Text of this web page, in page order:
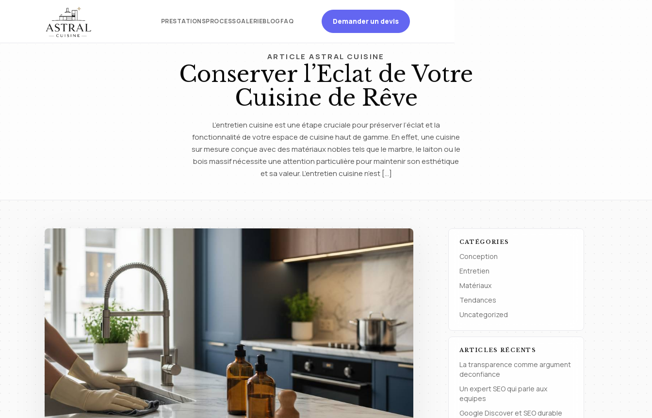
PRESTATIONSPROCESSGALERIEBLOGFAQ Demander un devis
ARTICLE ASTRAL CUISINE
Conserver l’Eclat de Votre
Cuisine de Rêve
L’entretien cuisine est une étape cruciale pour préserver l’éclat et la
fonctionnalité de votre espace de cuisine haut de gamme. En effet, une cuisine
sur mesure conçue avec des matériaux nobles tels que le marbre, le laiton ou le
bois massif nécessite une attention particulière pour maintenir son esthétique
et sa valeur. L’entretien cuisine n’est […]
CATÉGORIES
Conception
Entretien
Matériaux
Tendances
Uncategorized
ARTICLES RÉCENTS
La transparence comme argument
deconfiance
Un expert SEO qui parle aux
equipes
Google Discover et SEO durable